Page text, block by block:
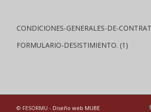
CONDICIONES-GENERALES-DE-
FORMULARIO-DESISTIMIENTO. (1)
© FESORMU - Diseño web MUBE